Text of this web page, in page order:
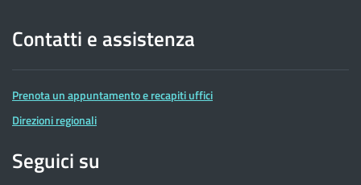
Contatti e assistenza
Prenota un appuntamento e recapiti uffici
Direzioni regionali
Seguici su